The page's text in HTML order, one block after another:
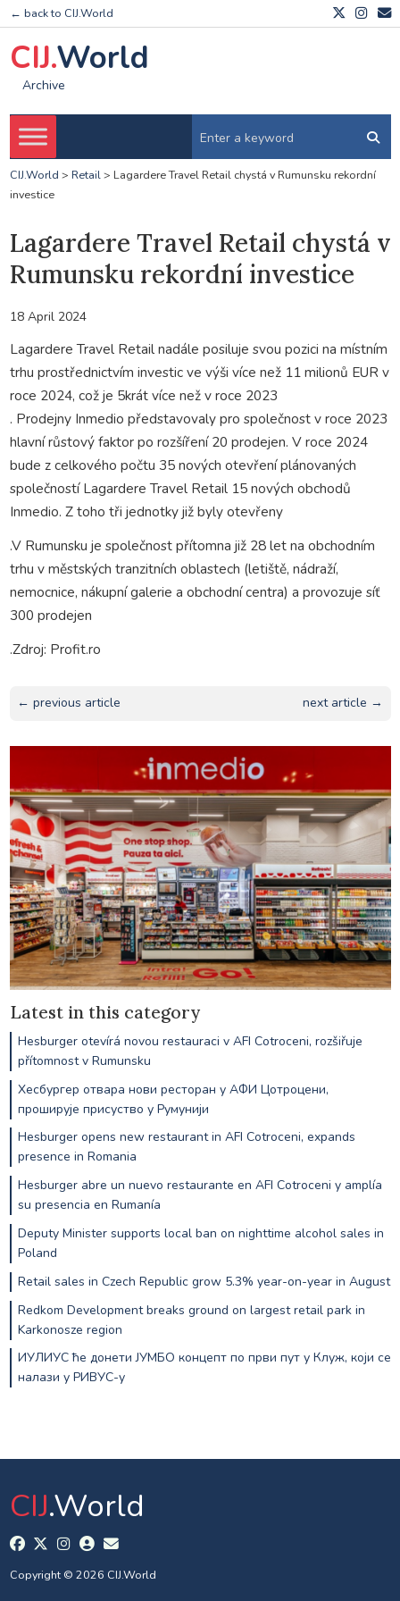
← back to CIJ.World
CIJ.World
Archive
CIJ.World > Retail> Lagardere Travel Retail chystá v Rumunsku rekordní
investice
Lagardere Travel Retail chystá v
Rumunsku rekordní investice
18 April 2024
Lagardere Travel Retail nadále posiluje svou pozici na místním
trhu prostřednictvím investic ve výši více než 11 milionů EUR v
roce 2024, což je 5krát více než v roce 2023
. Prodejny Inmedio představovaly pro společnost v roce 2023
hlavní růstový faktor po rozšíření 20 prodejen. V roce 2024
bude z celkového počtu 35 nových otevření plánovaných
společností Lagardere Travel Retail 15 nových obchodů
Inmedio. Z toho tři jednotky již byly otevřeny
.V Rumunsku je společnost přítomna již 28 let na obchodním
trhu v městských tranzitních oblastech (letiště, nádraží,
nemocnice, nákupní galerie a obchodní centra) a provozuje síť
300 prodejen
.Zdroj: Profit.ro
← previous article next article →
Latest in this category
Hesburger otevírá novou restauraci v AFI Cotroceni, rozšiřuje
přítomnost v Rumunsku
Хесбургер отвара нови ресторан у АФИ Цотроцени,
проширује присуство у Румунији
Hesburger opens new restaurant in AFI Cotroceni, expands
presence in Romania
Hesburger abre un nuevo restaurante en AFI Cotroceni y amplía
su presencia en Rumanía
Deputy Minister supports local ban on nighttime alcohol sales in
Poland
Retail sales in Czech Republic grow 5.3% year-on-year in August
Redkom Development breaks ground on largest retail park in
Karkonosze region
ИУЛИУС ће донети ЈУМБО концепт по први пут у Клуж, који се
налази у РИВУС-у
CIJ.World
Copyright © 2026 CIJ.World